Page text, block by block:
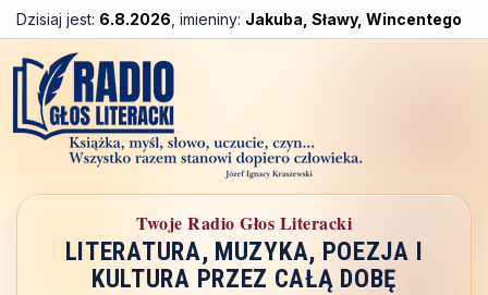
Dzisiaj jest: 6.8.2026 , imieniny: Jakuba, Sławy, Wincentego
Twoje Radio Głos Literacki
LITERATURA, MUZYKA, POEZJA I
KULTURA PRZEZ CAŁĄ DOBĘ